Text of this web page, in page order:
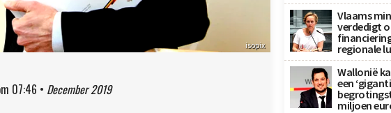
isopix
07:46 • December 2019
Vlaams
verdedigt
regionale
Wallonië
een
miljoen